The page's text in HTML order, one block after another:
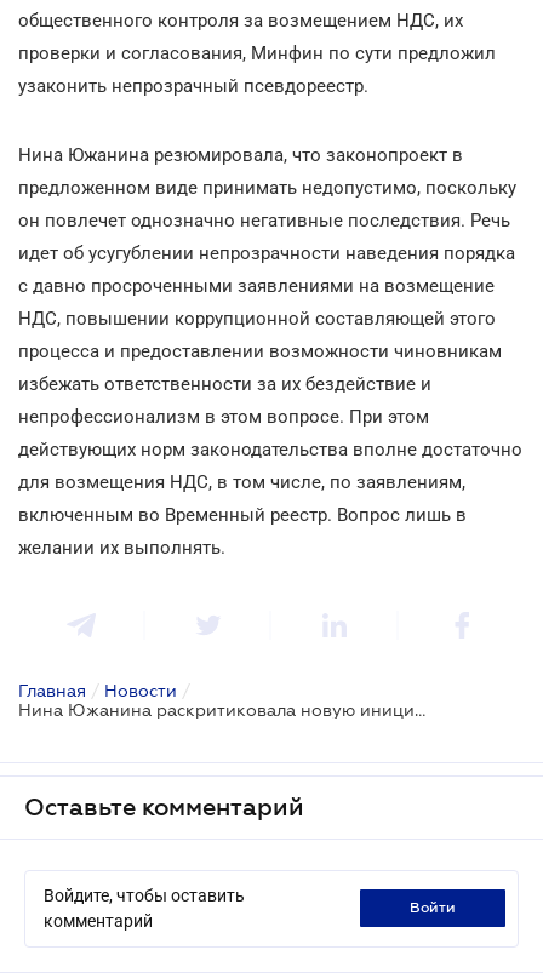
общественного контроля за возмещением НДС, их
проверки и согласования, Минфин по сути предложил
узаконить непрозрачный псевдореестр.
Нина Южанина резюмировала, что законопроект в
предложенном виде принимать недопустимо, поскольку
он повлечет однозначно негативные последствия. Речь
идет об усугублении непрозрачности наведения порядка
с давно просроченными заявлениями на возмещение
НДС, повышении коррупционной составляющей этого
процесса и предоставлении возможности чиновникам
избежать ответственности за их бездействие и
непрофессионализм в этом вопросе. При этом
действующих норм законодательства вполне достаточно
для возмещения НДС, в том числе, по заявлениям,
включенным во Временный реестр. Вопрос лишь в
желании их выполнять.
Главная / Новости /
Нина Южанина раскритиковала новую инициативу Правительства относительно возмещения налога на добавленную стоимость
Оставьте комментарий
Войдите, чтобы оставить
комментарий
войти